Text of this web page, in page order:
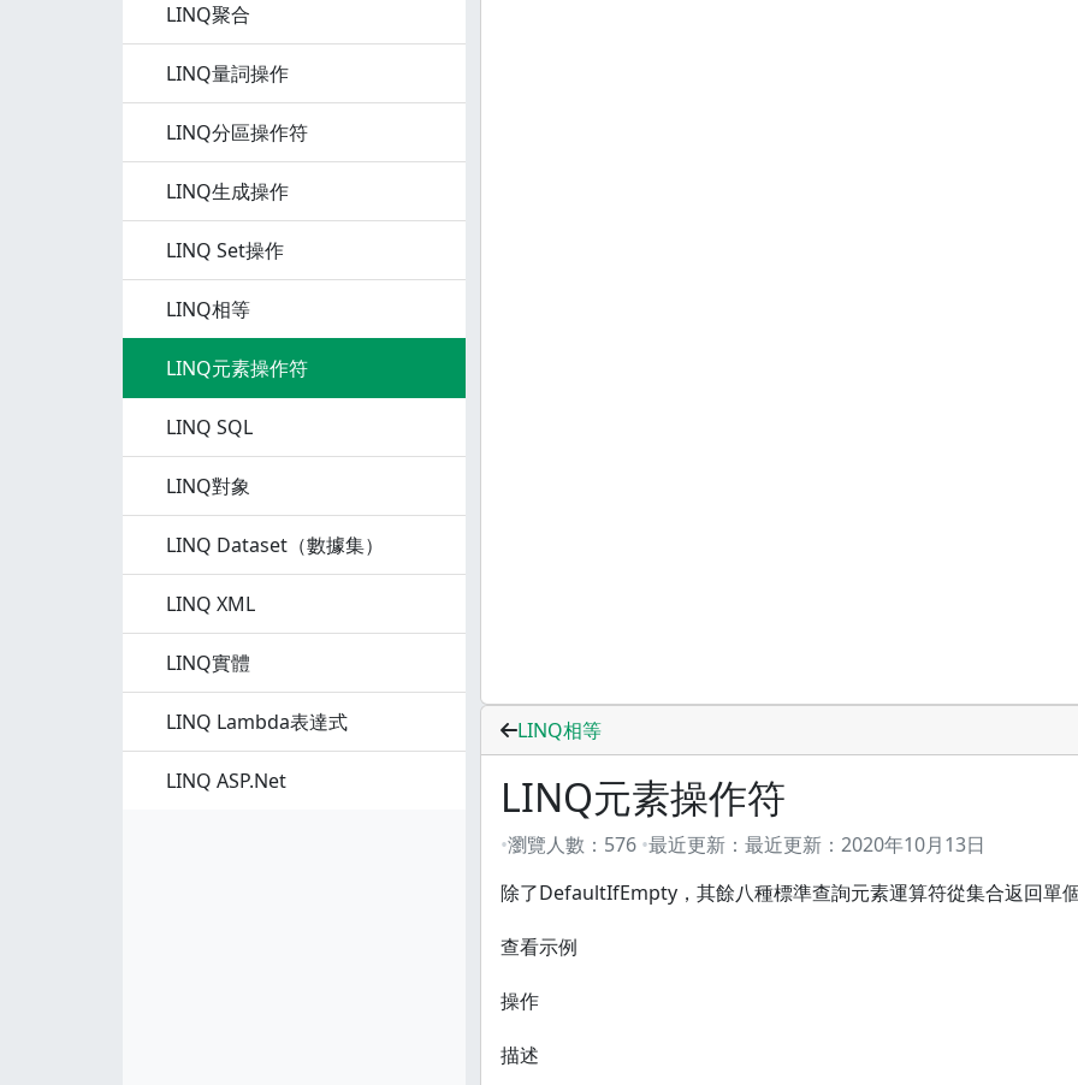
LINQ聚合
LINQ量詞操作
LINQ分區操作符
LINQ生成操作
LINQ Set操作
LINQ相等
LINQ元素操作符
LINQ SQL
LINQ對象
LINQ Dataset（數據集）
LINQ XML
LINQ實體
LINQ Lambda表達式
LINQ ASP.Net
LINQ相等
LINQ元素操作符
瀏覽人數： 576 最近更新： 最近更新： 2020年10月13日
除了DefaultIfEmpty，其餘八種標準查詢元素運算符從集合返回單
查看示例
操作
描述